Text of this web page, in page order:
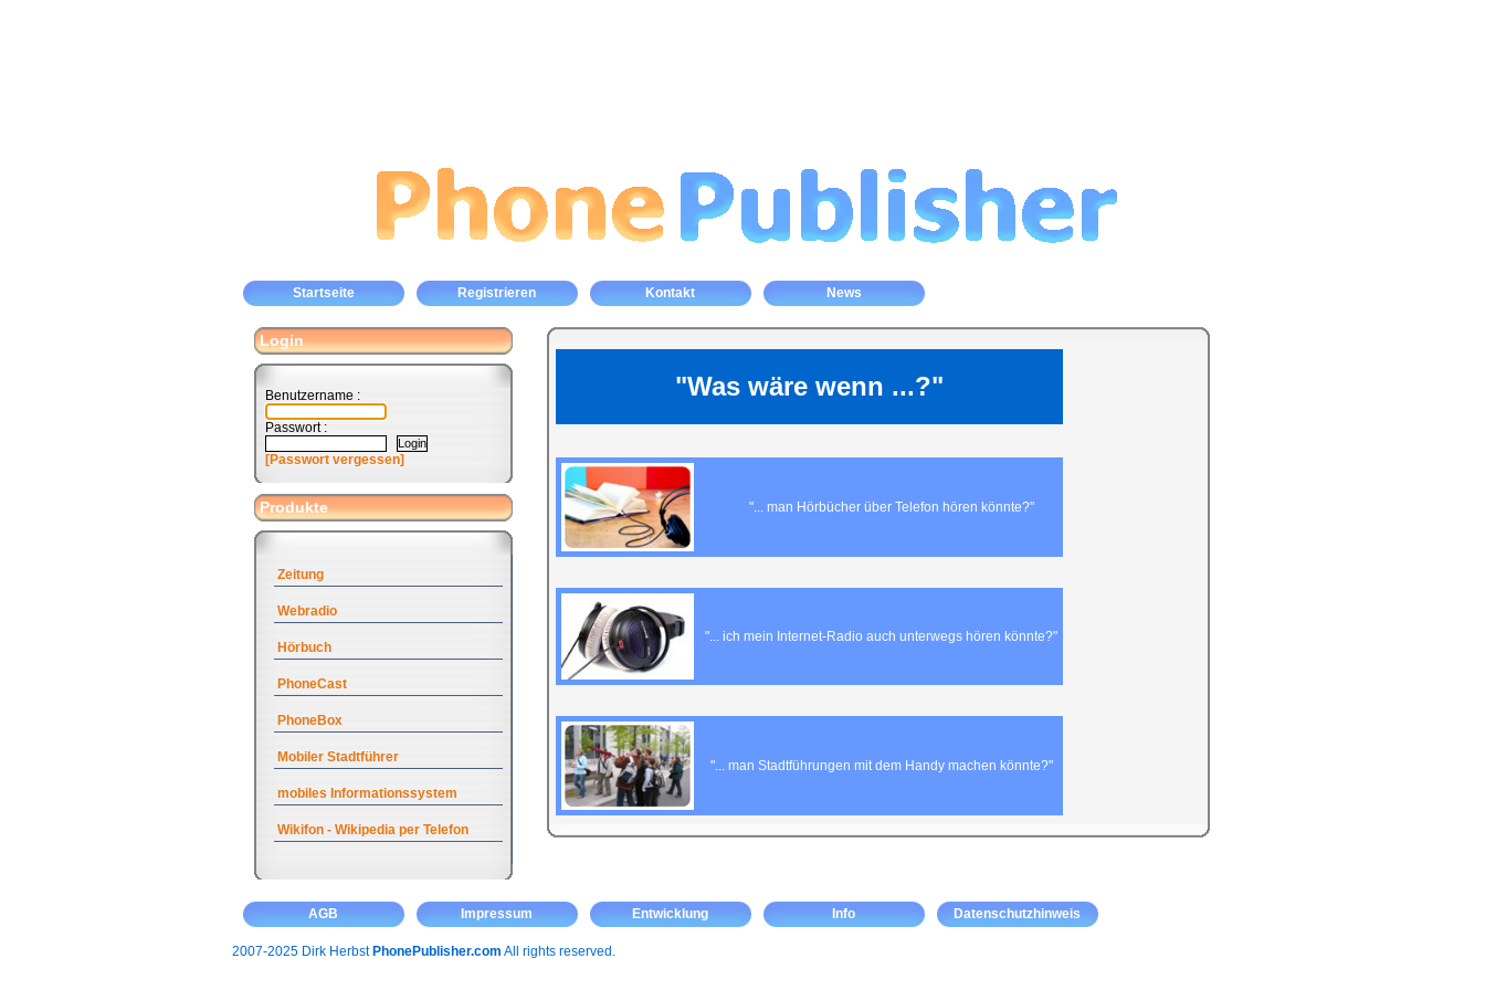
Startseite Registrieren Kontakt News
Login
Benutzername :
Passwort :
[Passwort vergessen]
Produkte
Zeitung
Webradio
Hörbuch
PhoneCast
PhoneBox
Mobiler Stadtführer
mobiles Informationssystem
Wikifon - Wikipedia per Telefon
"Was wäre wenn ...?"
"... man Hörbücher über Telefon hören könnte?"
"... ich mein Internet-Radio auch unterwegs hören könnte?"
"... man Stadtführungen mit dem Handy machen könnte?"
AGB Impressum Entwicklung Info Datenschutzhinweis
2007-2025 Dirk Herbst PhonePublisher.com All rights reserved.